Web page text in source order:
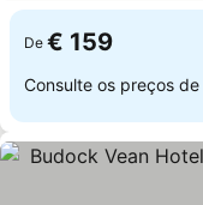
De € 159
Consulte os preços de